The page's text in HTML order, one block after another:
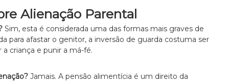
Alienação Parental
Sim, esta é considerada uma das formas mais graves de
para afastar o genitor, a inversão de guarda costuma ser
criança e punir a má-fé.
Jamais. A pensão alimentícia é um direito da